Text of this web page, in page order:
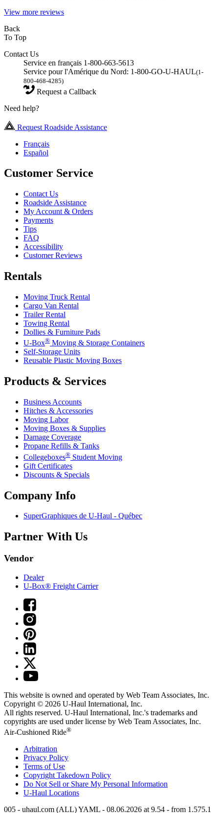
View more reviews
Back
To Top
Contact Us
Service en français 1-800-663-5613
Service pour l'Amérique du Nord: 1-800-GO-U-HAUL(1-
800-468-4285)
Request a Callback
Need help?
Request Roadside Assistance
Français
Español
Customer Service
Contact Us
Roadside Assistance
My Account & Orders
Payments
Tips
FAQ
Accessibility
Customer Reviews
Rentals
Moving Truck Rental
Cargo Van Rental
Trailer Rental
Towing Rental
Dollies & Furniture Pads
U-Box® Moving & Storage Containers
Self-Storage Units
Reusable Plastic Moving Boxes
Products & Services
Business Accounts
Hitches & Accessories
Moving Labor
Moving Boxes & Supplies
Damage Coverage
Propane Refills & Tanks
Collegeboxes® Student Moving
Gift Certificates
Discounts & Specials
Company Info
SuperGraphiques de U-Haul - Québec
Partner With Us
Vendor
Dealer
U-Box® Freight Carrier
This website is owned and operated by Web Team Associates, Inc.
Copyright © 2026 U-Haul International, Inc.
All rights reserved. U-Haul International, Inc.'s trademarks and
copyrights are used under license by Web Team Associates, Inc.
Air-Cushioned Ride®
Arbitration
Privacy Policy
Terms of Use
Copyright Takedown Policy
Do Not Sell or Share My Personal Information
U-Haul Locations
005 - uhaul.com (ALL) YAML - 08.06.2026 at 9.54 - from 1.575.1